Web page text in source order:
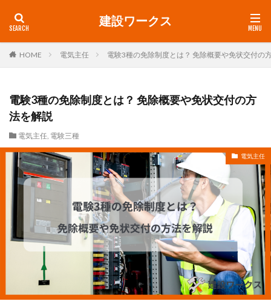
建設ワークス
HOME 電気主任 電験3種の免除制度とは？ 免除概要や免状交付の
電験3種の免除制度とは？ 免除概要や免状交付の方
法を解説
電気主任, 電験三種
電気主任